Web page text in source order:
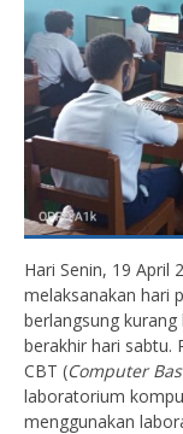
Hari Senin, 19 April
melaksanakan hari
berlangsung
berakhir hari sabtu.
CBT (Computer
laboratorium
menggunakan